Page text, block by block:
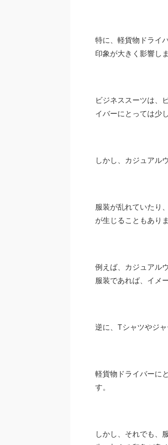
特に、軽貨物ドライ
印象が大きく影響し
ビジネススーツは、
イバーにとっては少
しかし、カジュアル
服装が乱れていたり
が生じることもあり
例えば、カジュアル
服装であれば、イメ
逆に、Tシャツやジ
軽貨物ドライバーに
す。
しかし、それでも、